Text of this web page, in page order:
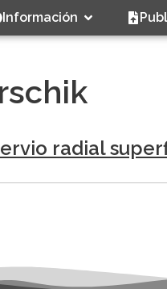
Información
radial